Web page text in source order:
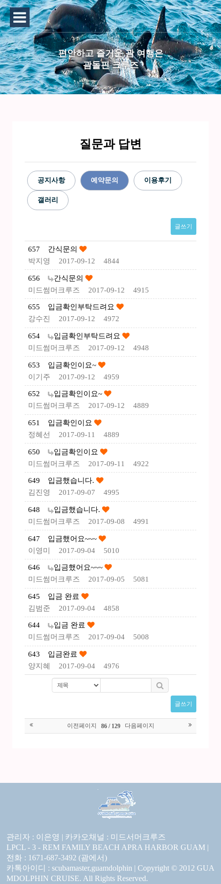
편안하고 즐거운 괌 여행은
괌돌핀 크루즈
질문과 답변
공지사항 예약문의 이용후기
갤러리
글쓰기
657
간식문의
박지영
2017-09-12 4844
656
간식문의
미드썸머크루즈
2017-09-12 4915
655
입금확인부탁드려요
강수진
2017-09-12 4972
654
입금확인부탁드려요
미드썸머크루즈
2017-09-12 4948
653
입금확인이요~
이기주
2017-09-12 4959
652
입금확인이요~
미드썸머크루즈
2017-09-12 4889
651
입금확인이요
정혜선
2017-09-11 4889
650
입금확인이요
미드썸머크루즈
2017-09-11 4922
649
입금했습니다.
김진영
2017-09-07 4995
648
입금했습니다.
미드썸머크루즈
2017-09-08 4991
647
입금했어요~~~
이영미
2017-09-04 5010
646
입금했어요~~~
미드썸머크루즈
2017-09-05 5081
645
입금 완료
김범준
2017-09-04 4858
644
입금 완료
미드썸머크루즈
2017-09-04 5008
643
입금완료
양지혜
2017-09-04 4976
글쓰기
이전페이지 86 / 129 다음페이지
관리자 : 이은영 | 카카오채널 : 미드서머크루즈
LPCL - 3 - REM FAMILY BEACH APRA HARBOR GUAM |
전화 : 1671-687-3492 (괌에서)
카톡아이디 : scubamaster,guamdolphin | Copyright © 2012 GUA
MDOLPHIN CRUISE. All Rights Reserved.